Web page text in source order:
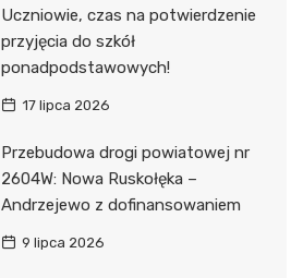
Uczniowie, czas na potwierdzenie
przyjęcia do szkół
ponadpodstawowych!
17 lipca 2026
Przebudowa drogi powiatowej nr
2604W: Nowa Ruskołęka –
Andrzejewo z dofinansowaniem
9 lipca 2026